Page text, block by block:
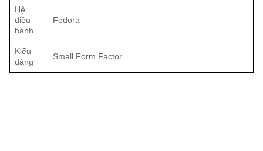
Hệ
điều
hành
Fedora
Kiểu
dáng
Small Form Factor